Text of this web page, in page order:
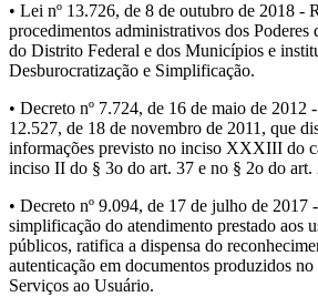
• Lei nº 13.726, de 8 de outubro de 2018 -
procedimentos administrativos dos Poderes
do Distrito Federal e dos Municípios e
Desburocratização e Simplificação.
• Decreto nº 7.724, de 16 de maio de 2012
12.527, de 18 de novembro de 2011, que
informações previsto no inciso XXXIII do
inciso II do § 3o do art. 37 e no § 2o do art.
• Decreto nº 9.094, de 17 de julho de 2017
simplificação do atendimento prestado aos
públicos, ratifica a dispensa do
autenticação em documentos produzidos
Serviços ao Usuário.